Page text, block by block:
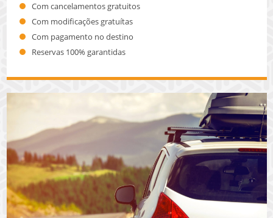
Com cancelamentos gratuitos
Com modificações gratuítas
Com pagamento no destino
Reservas 100% garantidas